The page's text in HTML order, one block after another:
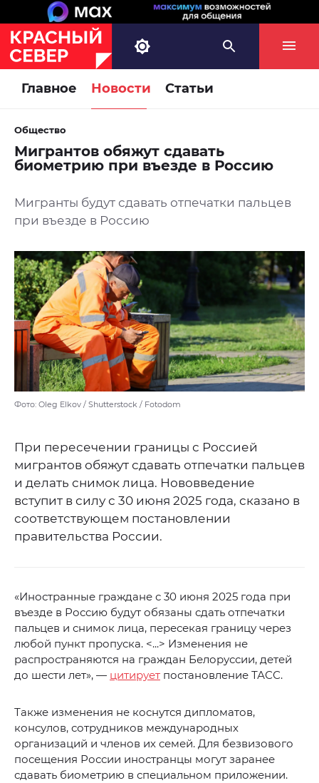
Главное Новости Статьи
Общество
Мигрантов обяжут сдавать
биометрию при въезде в Россию
Мигранты будут сдавать отпечатки пальцев
при въезде в Россию
Фото: Oleg Elkov / Shutterstock / Fotodom
При пересечении границы с Россией
мигрантов обяжут сдавать отпечатки пальцев
и делать снимок лица. Нововведение
вступит в силу с 30 июня 2025 года, сказано в
соответствующем постановлении
правительства России.
«Иностранные граждане с 30 июня 2025 года при
въезде в Россию будут обязаны сдать отпечатки
пальцев и снимок лица, пересекая границу через
любой пункт пропуска. <...> Изменения не
распространяются на граждан Белоруссии, детей
до шести лет», — цитирует постановление ТАСС.
Также изменения не коснутся дипломатов,
консулов, сотрудников международных
организаций и членов их семей. Для безвизового
посещения России иностранцы могут заранее
сдавать биометрию в специальном приложении.